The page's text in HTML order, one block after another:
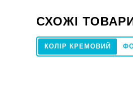
СХОЖІ
КОЛІР КРЕМОВИЙ